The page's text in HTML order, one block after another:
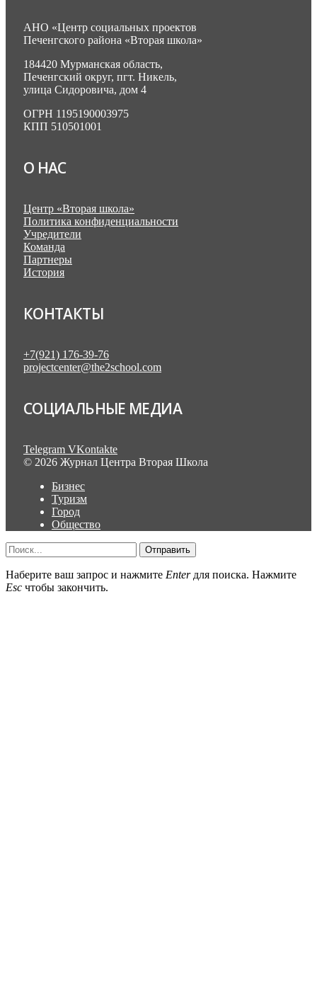
АНО «Центр социальных проектов
Печенгского района «Вторая школа»
184420 Мурманская область,
Печенгский округ, пгт. Никель,
улица Сидоровича, дом 4
ОГРН 1195190003975
КПП 510501001
О НАС
Центр «Вторая школа»
Политика конфиденциальности
Учредители
Команда
Партнеры
История
КОНТАКТЫ
+7(921) 176-39-76
projectcenter@the2school.com
СОЦИАЛЬНЫЕ МЕДИА
Telegram VKontakte
© 2026 Журнал Центра Вторая Школа
Бизнес
Туризм
Город
Общество
Отправить
Наберите ваш запрос и нажмите Enterдля поиска. Нажмите
Esc чтобы закончить.